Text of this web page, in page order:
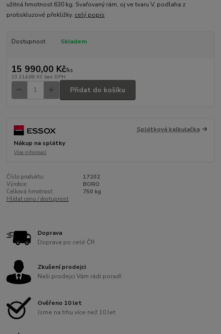
užitná hmotnost 630 kg. Svařovaný rám, oj ve tvaru V, podlaha z
protiskluzové překližky. celý popis
Dostupnost Skladem
15 990,00 Kč/ks
13 214,88 Kč bez DPH
Přidat do košíku
Splátková kalkulačka
Nákup na splátky
Více informací
Číslo produktu:
17202
Výrobce:
BORO
Celková hmotnost:
750 kg
Hlídat cenu / dostupnost
Doprava
Doprava po celé ČR
Zkušení prodejci
Naši prodejci Vám rádi poradí
Ověřeno 10 let
Jsme na trhu více než 10 let